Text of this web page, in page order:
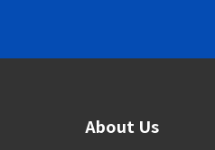
About Us